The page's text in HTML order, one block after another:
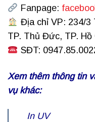
Fanpage:
Địa chỉ VP: 234/3
TP. Thủ Đức, TP. Hồ
SĐT:
Xem thêm thông tin
vụ khác:
In UV